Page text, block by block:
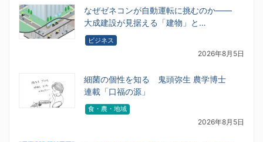
なぜゼネコンが自動運転に挑むのか――
大成建設が見据える「建物」と…
ビジネス
2026年8月5日
細菌の個性を知る 鬼頭弥生 農学博士
連載「口福の源」
食・農・地域
2026年8月5日